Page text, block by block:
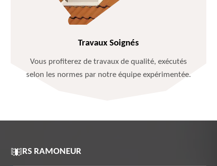
Travaux Soignés
Vous profiterez de travaux de qualité, exécutés
selon les normes par notre équipe expérimentée.
RS RAMONEUR